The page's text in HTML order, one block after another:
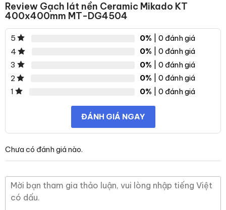
Review Gạch lát nền Ceramic Mikado KT
400x400mm MT-DG4504
5 0% | 0 đánh giá
4
0% | 0 đánh giá
3
0% | 0 đánh giá
2
0% | 0 đánh giá
1
0% | 0 đánh giá
ĐÁNH GIÁ NGAY
Chưa có đánh giá nào.